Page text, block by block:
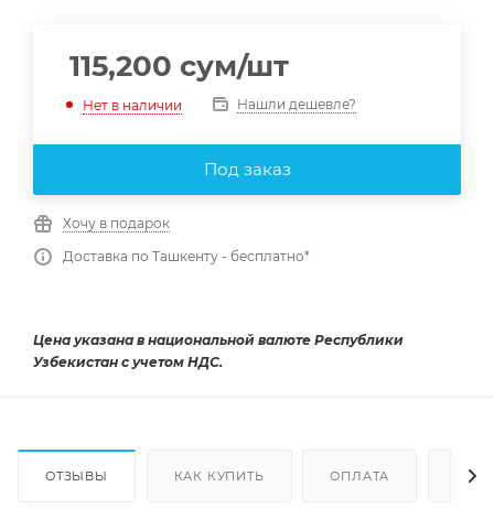
115,200 сум/шт
Нет в наличии Нашли дешевле?
Под заказ
Хочу в подарок
Доставка по Ташкенту - бесплатно*
Цена указана в национальной валюте Республики
Узбекистан с учетом НДС.
ОТЗЫВЫ КАК КУПИТЬ ОПЛАТА